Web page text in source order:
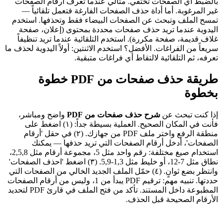
غير المرغوبة. أما أداة حذف الصفحات الفارغة فتعمل تلقائياً —
تمسح الملف وتبحث عن الصفحات البيضاء فقط وتحذفها. استخدم
اليدوية عندما تريد حذف صفحات محددة بمحتوى (إعلان، صفحة
غلاف قديمة، صفحة مكررة). استخدم التلقائية عندما تريد تنظيفاً
سريعاً من الفراغات. الأفضل؟ استخدم الاثنتين: أولاً اليدوية لحذف ما
تعرفه، ثم التلقائية لالتقاط أي فراغات متبقية.
طريقة حذف صفحات من PDF خطوة
بخطوة
إذا كنت تبحث عن شرح حذف صفحات من PDF
واضح ومباشر،
فأنت في المكان الصحيح. العملية بسيطة جداً: (١) اضغط على
منطقة الرفع واختر ملف PDF من جهازك. (٢) في حقل 'أرقام
الصفحات'، أدخل أرقام الصفحات التي تريد حذفها — يمكنك
استخدام صيغ مختلفة: رقم واحد مثل 5، مجموعة أرقام مثل 2,5,8،
نطاق مثل 7-12، أو خليط مثل 1,3-5,9. (٣) اضغط 'احذف الصفحات'
وانتظر بضع ثوانٍ. (٤) حمّل الملف الجديد الخالي من الصفحات التي
حددتها. تنبيه مهم: ترقيم PDF يبدأ من 1، وليس من أرقام الصفحات
المطبوعة داخل المستند. تأكد من فتح الملف في قارئ PDF لتحديد
الأرقام الصحيحة قبل الحذف.